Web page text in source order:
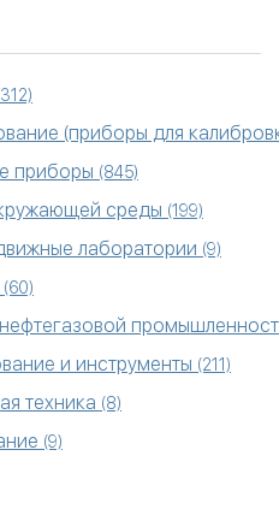
(приборы для
приборы (845)
среды (199)
лаборатории (9)
(60)
и инструменты (211)
техника (8)
(9)